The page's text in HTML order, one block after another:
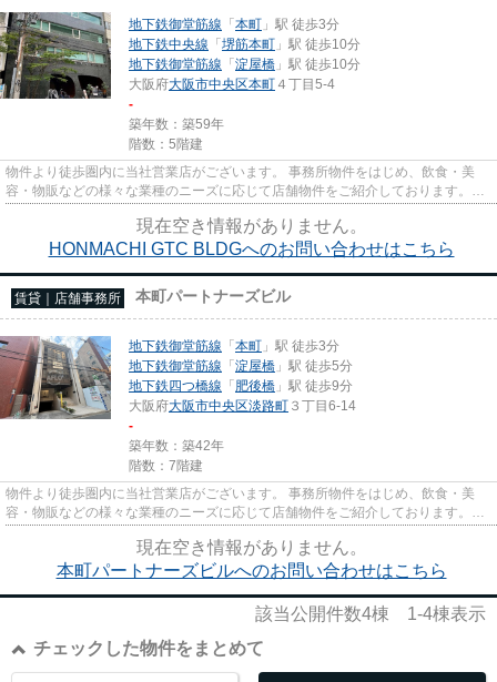
地下鉄御堂筋線 「本町 」駅 徒歩3分
地下鉄中央線 「堺筋本町 」駅 徒歩10分
地下鉄御堂筋線 「淀屋橋 」駅 徒歩10分
大阪府大阪市中央区本町 ４丁目5-4
-
築年数：築59年
階数：5階建
物件より徒歩圏内に当社営業店がございます。 事務所物件をはじめ、飲食・美
容・物販などの様々な業種のニーズに応じて店舗物件をご紹介しております。
尚、弊社ではおとり広告は一切...
現在空き情報がありません。
HONMACHI GTC BLDGへのお問い合わせはこちら
賃貸｜店舗事務所 本町パートナーズビル
地下鉄御堂筋線 「本町 」駅 徒歩3分
地下鉄御堂筋線 「淀屋橋 」駅 徒歩5分
地下鉄四つ橋線 「肥後橋 」駅 徒歩9分
大阪府大阪市中央区淡路町 ３丁目6-14
-
築年数：築42年
階数：7階建
物件より徒歩圏内に当社営業店がございます。 事務所物件をはじめ、飲食・美
容・物販などの様々な業種のニーズに応じて店舗物件をご紹介しております。
尚、弊社ではおとり広告は一切...
現在空き情報がありません。
本町パートナーズビルへのお問い合わせはこちら
該当公開件数4棟 1-4棟表示
チェックした物件をまとめて